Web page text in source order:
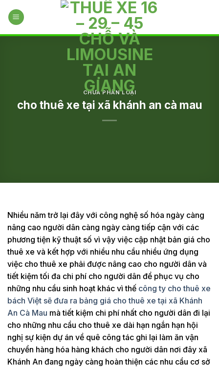
CHƯA PHÂN LOẠI
cho thuê xe tại xã khánh an cà mau
Nhiều năm trở lại đây với công nghệ số hóa ngày càng
nâng cao người dân càng ngày càng tiếp cận với các
phương tiện kỹ thuật số vì vậy việc cập nhật bản giá cho
thuê xe và kết hợp với nhiều nhu cầu nhiều ứng dụng
việc cho thuê xe phải được nâng cao cho người dân và
tiết kiệm tối đa chi phí cho người dân để phục vụ cho
những nhu cầu sinh hoạt khác vì thế công ty cho thuê xe
bách Việt sẽ đưa ra bảng giá cho thuê xe tại xã Khánh
An Cà Mau mà tiết kiệm chi phí nhất cho người dân đi lại
cho những nhu cầu cho thuê xe dài hạn ngắn hạn hội
nghị sự kiện dự án về quê công tác ghi lại làm ăn vận
chuyển hàng hóa hàng khách cho người dân nơi đây xã
Khánh An đang ngày càng hoàn thiện các nhu cầu cơ sở